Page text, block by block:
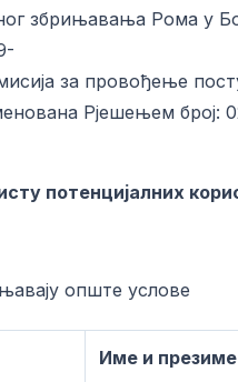
збрињавања Рома у
за провођење
Рјешењем број:
потенцијалних
опште услове
Име и презиме